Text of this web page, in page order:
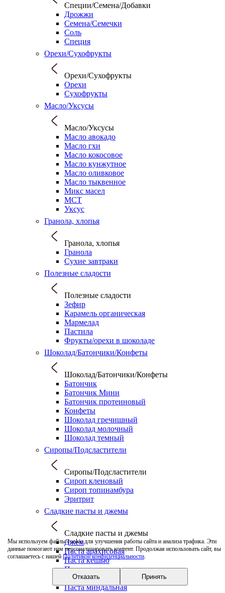
Мы используем файлы cookie для улучшения работы сайта и анализа трафика. Эти
данные помогают нам персонализировать контент. Продолжая использовать сайт, вы
соглашаетесь с нашей Политикой конфиденциальности.
Отказать Принять
Специи/Семена/Добавки
Дрожжи
Семена/Семечки
Соль
Специя
Орехи/Сухофрукты
Орехи/Сухофрукты
Орехи
Сухофрукты
Масло/Уксусы
Масло/Уксусы
Масло авокадо
Масло гхи
Масло кокосовое
Масло кунжутное
Масло оливковое
Масло тыквенное
Микс масел
МСТ
Уксус
Гранола, хлопья
Гранола, хлопья
Гранола
Сухие завтраки
Полезные сладости
Полезные сладости
Зефир
Карамель органическая
Мармелад
Пастила
Фрукты/орехи в шоколаде
Шоколад/Батончики/Конфеты
Шоколад/Батончики/Конфеты
Батончик
Батончик Мини
Батончик протеиновый
Конфеты
Шоколад гречишный
Шоколад молочный
Шоколад темный
Сиропы/Подсластители
Сиропы/Подсластители
Сироп кленовый
Сироп топинамбура
Эритрит
Сладкие пасты и джемы
Сладкие пасты и джемы
Джем
Паста арахисовая
Паста кешью
Паста кокосовая
Паста кунжутная
Паста миндальная